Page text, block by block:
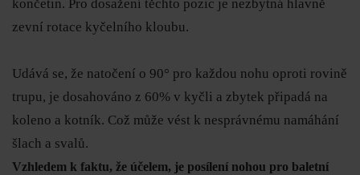
končetin. Pro dosažení těchto pozic je nezbytná hlavně
zevní rotace kyčelního kloubu.
Udává se, že natočení o 90° pro každou nohu oproti rovině
trupu, je dosahováno z 60% v kyčli a zbytek připadá na
koleno a kotník. Což může vést k nesprávnému namáhání
šlach a svalů.
Vzhledem k faktu, že účelem, je posílení nohou pro baletní